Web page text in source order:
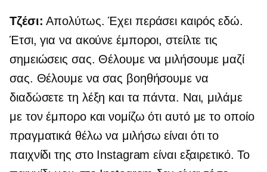
Τζέσι: Απολύτως. Έχει περάσει καιρός εδώ.
Έτσι, για να ακούνε έμποροι, στείλτε τις
σημειώσεις σας. Θέλουμε να μιλήσουμε μαζί
σας. Θέλουμε να σας βοηθήσουμε να
διαδώσετε τη λέξη και τα πάντα. Ναι, μιλάμε
με τον έμπορο και νομίζω ότι αυτό με το οποίο
πραγματικά θέλω να μιλήσω είναι ότι το
παιχνίδι της στο Instagram είναι εξαιρετικό. Το